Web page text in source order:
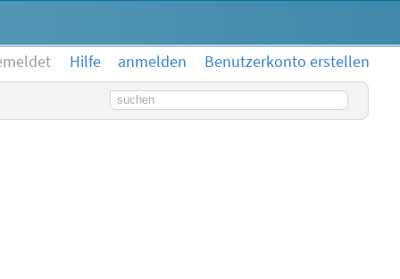
Hilfe anmelden
Benutzerkonto erstellen
Suchbegriff